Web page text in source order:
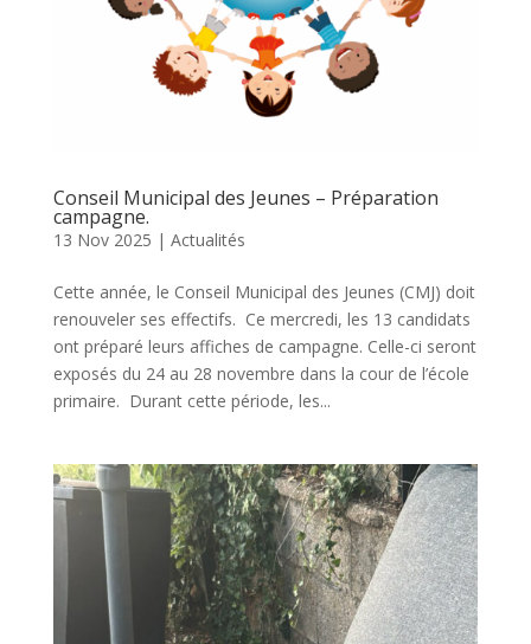
Conseil Municipal des Jeunes – Préparation
campagne.
13 Nov 2025 | Actualités
Cette année, le Conseil Municipal des Jeunes (CMJ) doit
renouveler ses effectifs. Ce mercredi, les 13 candidats
ont préparé leurs affiches de campagne. Celle-ci seront
exposés du 24 au 28 novembre dans la cour de l’école
primaire. Durant cette période, les...